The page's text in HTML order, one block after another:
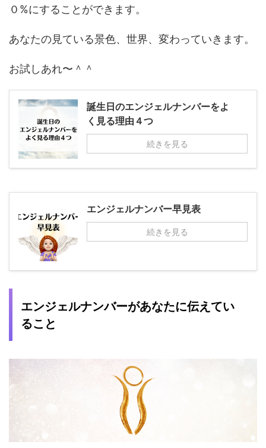
０%にすることができます。
あなたの見ている景色、世界、変わっていきます。
お試しあれ〜＾＾
誕生日のエンジェルナンバーをよ
く見る理由４つ
続きを見る
エンジェルナンバー早見表
続きを見る
エンジェルナンバーがあなたに伝えてい
ること